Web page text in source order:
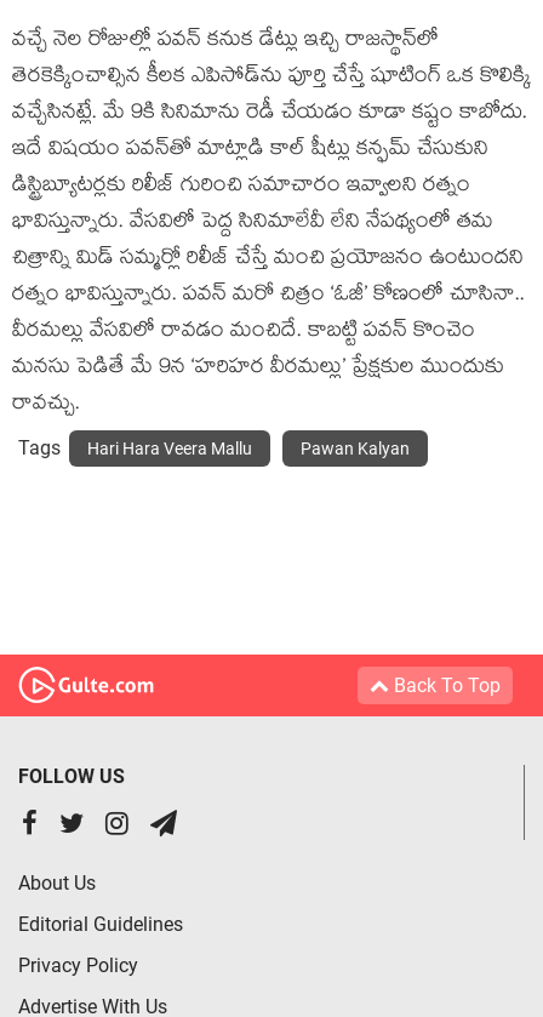
వచ్చే నెల రోజుల్లో పవన్ కనుక డేట్లు ఇచ్చి రాజస్థాన్‌లో
తెరకెక్కించాల్సిన కీలక ఎపిసోడ్‌ను పూర్తి చేస్తే షూటింగ్ ఒక కొలిక్కి
వచ్చేసినట్లే. మే 9కి సినిమాను రెడీ చేయడం కూడా కష్టం కాబోదు.
ఇదే విషయం పవన్‌తో మాట్లాడి కాల్ షీట్లు కన్ఫమ్ చేసుకుని
డిస్ట్రిబ్యూటర్లకు రిలీజ్ గురించి సమాచారం ఇవ్వాలని రత్నం
భావిస్తున్నారు. వేసవిలో పెద్ద సినిమాలేవీ లేని నేపథ్యంలో తమ
చిత్రాన్ని మిడ్ సమ్మర్లో రిలీజ్ చేస్తే మంచి ప్రయోజనం ఉంటుందని
రత్నం భావిస్తున్నారు. పవన్ మరో చిత్రం ‘ఓజీ’ కోణంలో చూసినా..
వీరమల్లు వేసవిలో రావడం మంచిదే. కాబట్టి పవన్ కొంచెం
మనసు పెడితే మే 9న ‘హరిహర వీరమల్లు’ ప్రేక్షకుల ముందుకు
రావచ్చు.
Tags Hari Hara Veera Mallu Pawan Kalyan
Back To Top
FOLLOW US
About Us
Editorial Guidelines
Privacy Policy
Advertise With Us